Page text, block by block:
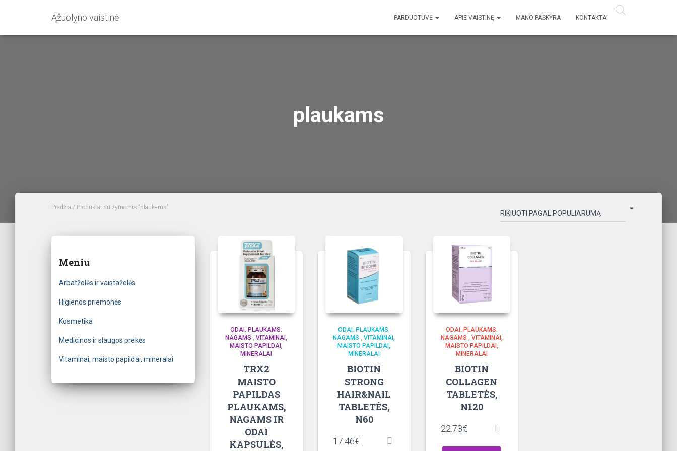
Ąžuolyno vaistinė PARDUOTUVĖ APIE VAISTINĘ MANO PASKYRA KONTAKTAI
plaukams
Pradžia / Produktai su žymomis “plaukams”
Meniu
Arbatžolės ir vaistažolės
Higienos priemonės
Kosmetika
Medicinos ir slaugos prekės
Vitaminai, maisto papildai, mineralai
ODAI. PLAUKAMS.
NAGAMS ,VITAMINAI,
MAISTO PAPILDAI,
MINERALAI
TRX2
MAISTO
PAPILDAS
PLAUKAMS,
NAGAMS IR
ODAI
KAPSULĖS,
ODAI. PLAUKAMS.
NAGAMS ,VITAMINAI,
MAISTO PAPILDAI,
MINERALAI
BIOTIN
STRONG
HAIR&NAIL
TABLETĖS,
N60
17.46€
ODAI. PLAUKAMS.
NAGAMS
VITAMINAI,
MAISTO PAPILDAI,
MINERALAI
BIOTIN
COLLAGEN
TABLETĖS,
N120
22.73€